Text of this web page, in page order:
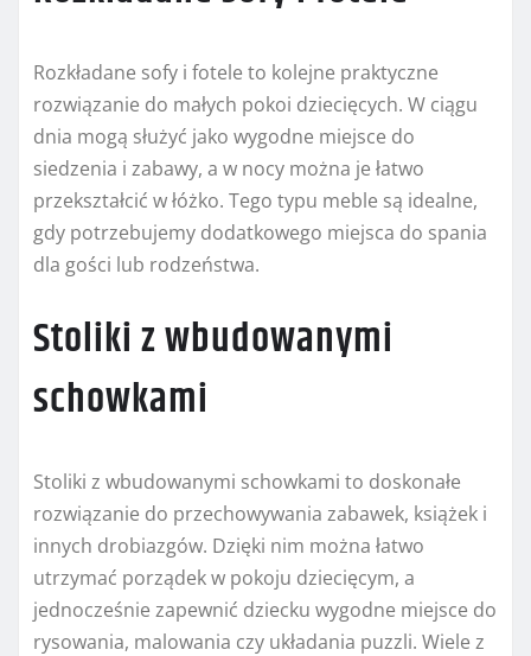
Rozkładane sofy i fotele to kolejne praktyczne
rozwiązanie do małych pokoi dziecięcych. W ciągu
dnia mogą służyć jako wygodne miejsce do
siedzenia i zabawy, a w nocy można je łatwo
przekształcić w łóżko. Tego typu meble są idealne,
gdy potrzebujemy dodatkowego miejsca do spania
dla gości lub rodzeństwa.
Stoliki z wbudowanymi
schowkami
Stoliki z wbudowanymi schowkami to doskonałe
rozwiązanie do przechowywania zabawek, książek i
innych drobiazgów. Dzięki nim można łatwo
utrzymać porządek w pokoju dziecięcym, a
jednocześnie zapewnić dziecku wygodne miejsce do
rysowania, malowania czy układania puzzli. Wiele z